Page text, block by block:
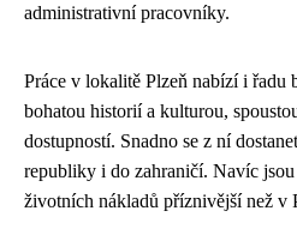
administrativní pracovníky.
Práce v lokalitě Plzeň nabízí i řadu
bohatou historií a kulturou,
dostupností. Snadno se z ní
republiky i do zahraničí. Navíc
životních nákladů příznivější než v